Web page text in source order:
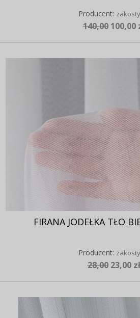
Producent:
140,00 100,00
FIRANA JODEŁKA TŁO
Producent:
28,00 23,00 zł